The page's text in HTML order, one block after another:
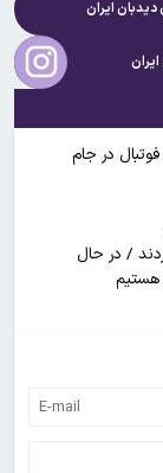
دیدبان ایران
در جام
/ در حال
هستیم